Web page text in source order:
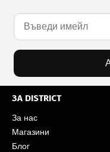
ЗА DISTRICT
За нас
Магазини
Блог